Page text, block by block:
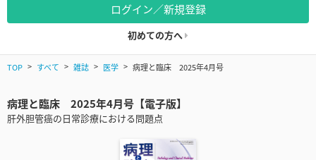
ログイン／新規登録
初めての方へ
TOP すべて 雑誌 医学 病理と臨床 2025年4月号
病理と臨床 2025年4月号【電子版】
肝外胆管癌の日常診療における問題点